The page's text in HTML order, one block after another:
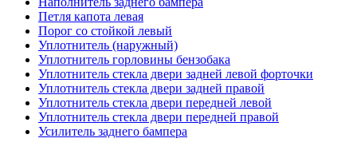
Петля капота левая
Порог со стойкой левый
Уплотнитель (наружный)
Уплотнитель горловины бензобака
Уплотнитель стекла двери задней левой форточки
Уплотнитель стекла двери задней правой
Уплотнитель стекла двери передней левой
Уплотнитель стекла двери передней правой
Усилитель заднего бампера